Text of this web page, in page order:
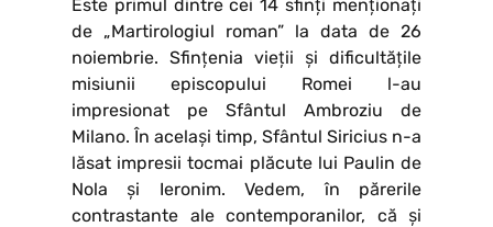
Este primul dintre cei 14 sfinți menționați
de „Martirologiul roman” la data de 26
noiembrie. Sfințenia vieții și dificultățile
misiunii episcopului Romei l-au
impresionat pe Sfântul Ambroziu de
Milano. În același timp, Sfântul Siricius n-a
lăsat impresii tocmai plăcute lui Paulin de
Nola și Ieronim. Vedem, în părerile
contrastante ale contemporanilor, că și